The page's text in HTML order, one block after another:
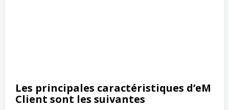
Les principales caractéristiques d’eM
Client sont les suivantes